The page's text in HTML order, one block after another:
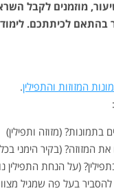
מוזמנים לקבל
בהתאם לכיתתכם.
המזוזות והתפילין.
(מזוזה ותפילין)
את המזוזה? (בקיר הימני
(על הנחת התפילין
להסביר בעל פה שמגיל